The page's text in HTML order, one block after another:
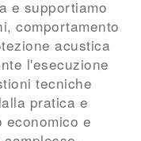
e supportiamo
comportamento
acustica
l'esecuzione
tecniche
pratica e
economico e